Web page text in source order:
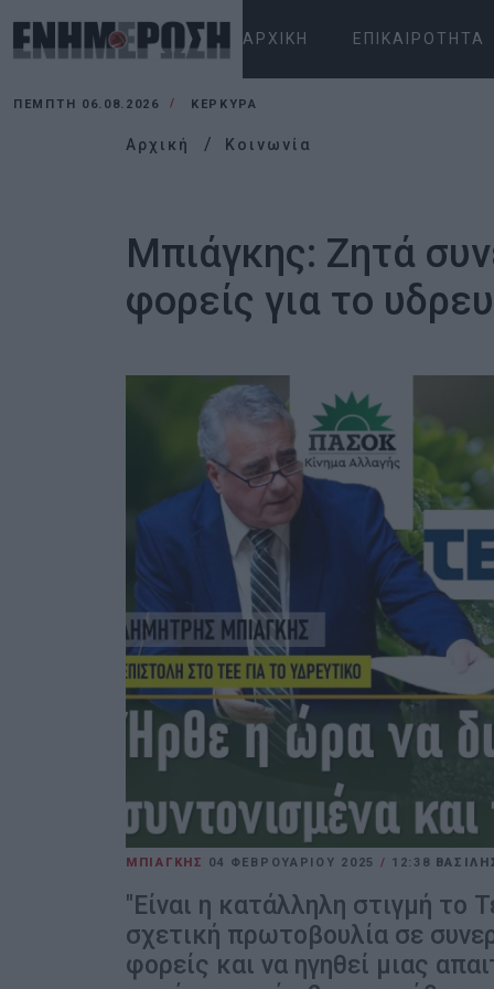
ΑΡΧΙΚΉ ΕΠΙΚΑΙΡΌΤΗΤΑ
ΠΈΜΠΤΗ 06.08.2026 ΚΕΡΚΥΡΑ
Αρχική Κοινωνία
Μπιάγκης: Ζητά
φορείς για το
ΜΠΙΑΓΚΗΣ 04 ΦΕΒΡΟΥΑΡΊΟΥ 2025 / 12:38
"Είναι η κατάλληλη στιγμή το
σχετική πρωτοβουλία σε
φορείς και να ηγηθεί μιας